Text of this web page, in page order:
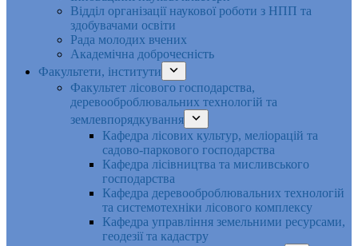
Відділ організації наукової роботи з НПП та
здобувачами освіти
Рада молодих вчених
Академічна доброчесність
Факультети, інститути
Факультет лісового господарства,
деревооброблювальних технологій та
землевпорядкування
Кафедра лісових культур, меліорацій та
садово-паркового господарства
Кафедра лісівництва та мисливського
господарства
Кафедра деревооброблювальних технологій
та системотехніки лісового комплексу
Кафедра управління земельними ресурсами,
геодезії та кадастру